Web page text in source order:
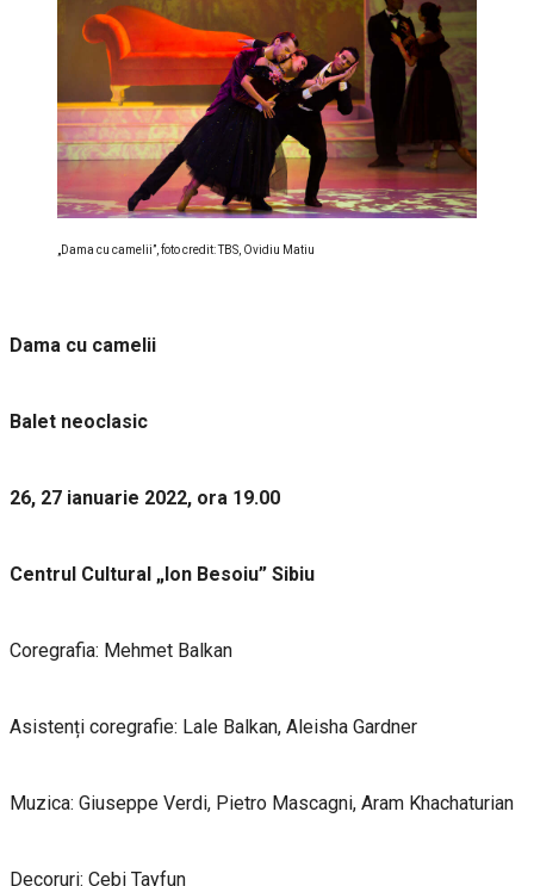
„Dama cu camelii”, foto credit: TBS, Ovidiu Matiu
Dama cu camelii
Balet neoclasic
26, 27 ianuarie 2022, ora 19.00
Centrul Cultural „Ion Besoiu” Sibiu
Coregrafia: Mehmet Balkan
Asistenți coregrafie: Lale Balkan, Aleisha Gardner
Muzica: Giuseppe Verdi, Pietro Mascagni, Aram Khachaturian
Decoruri: Çebi Tayfun